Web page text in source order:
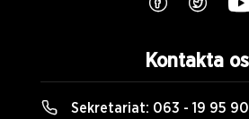
Kontakta
Sekretariat: 063 - 19 95 90